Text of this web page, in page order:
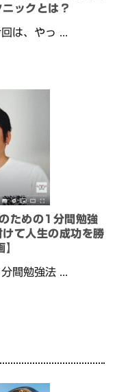
ックとは？
は、やっ ...
ための1分間勉強
て人生の成功を勝
間勉強法 ...